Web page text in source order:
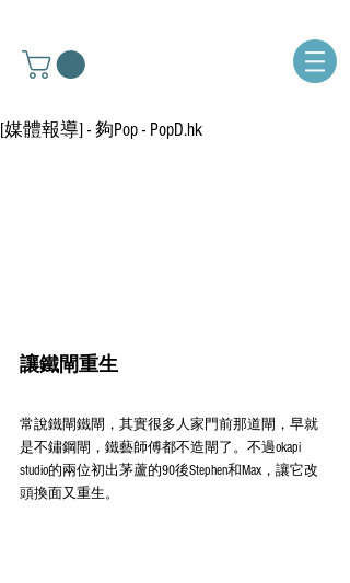
[媒體報導] - 夠Pop - PopD.hk
讓鐵閘重生
常說鐵閘鐵閘，其實很多人家門前那道閘，早就
是不鏽鋼閘，鐵藝師傅都不造閘了。不過okapi
studio的兩位初出茅蘆的90後Stephen和Max，讓它改
頭換面又重生。